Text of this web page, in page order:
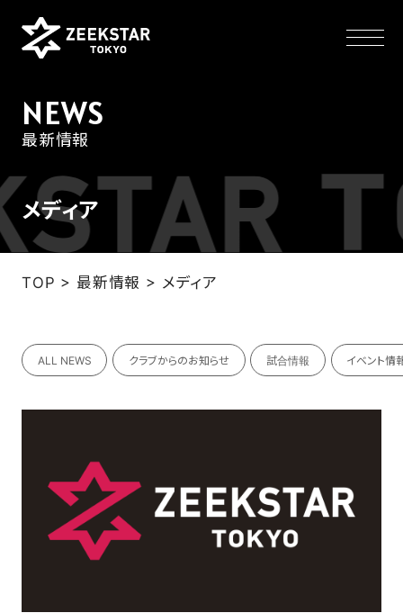
NEWS
TEAM
SCHEDULE
TICKET
ホーム戦一覧
会場（座席・価格表）
チケット購入方法
各座席について
NEWS
最新情報
メディア
TOP > 最新情報 > メディア
ALL NEWS クラブからのお知らせ 試合情報 イベント情